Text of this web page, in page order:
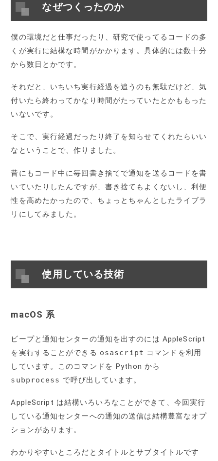
なぜつくったのか
僕の環境だと仕事だったり、研究で使ってるコードの多
くが実行に結構な時間がかかります。具体的には数十分
から数日とかです。
それだと、いちいち実行経過を追うのも無駄だけど、気
付いたら終わってかなり時間がたっていたとかももった
いないです。
そこで、実行経過だったり終了を知らせてくれたらいい
なということで、作りました。
昔にもコード中に毎回書き捨てで通知を送るコードを書
いていたりしたんですが、書き捨てもよくないし、利便
性を高めたかったので、ちょっとちゃんとしたライブラ
リにしてみました。
使用している技術
macOS 系
ビープと通知センターの通知を出すのには AppleScript
を実行することができる osascript コマンドを利用
しています。このコマンドを Python から
subprocess で呼び出しています。
AppleScript は結構いろいろなことができて、今回実行
している通知センターへの通知の送信は結構豊富なオプ
ションがあります。
わかりやすいところだとタイトルとサブタイトルです